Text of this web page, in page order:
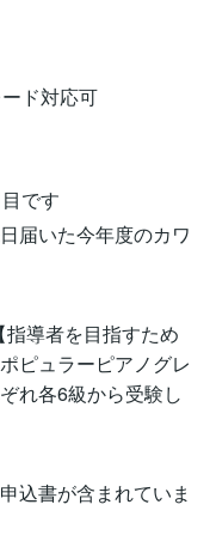
ド対応可
です
届いた今年度のカワ
導者を目指すため
ピュラーピアノグレ
れ各6級から受験し
込書が含まれていま